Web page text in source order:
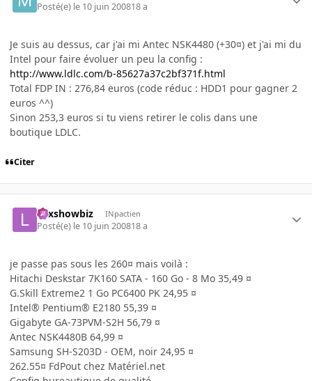
Posté(e) le 10 juin 200818 a
Je suis au dessus, car j'ai mi Antec NSK4480 (+30¤) et j'ai mi du
Intel pour faire évoluer un peu la config :
http://www.ldlc.com/b-85627a37c2bf371f.html
Total FDP IN : 276,84 euros (code réduc : HDD1 pour gagner 2
euros ^^)
Sinon 253,3 euros si tu viens retirer le colis dans une
boutique LDLC.
Citer
Lexshowbiz INpactien
Posté(e) le 10 juin 200818 a
je passe pas sous les 260¤ mais voilà :
Hitachi Deskstar 7K160 SATA - 160 Go - 8 Mo 35,49 ¤
G.Skill Extreme2 1 Go PC6400 PK 24,95 ¤
Intel® Pentium® E2180 55,39 ¤
Gigabyte GA-73PVM-S2H 56,79 ¤
Antec NSK4480B 64,99 ¤
Samsung SH-S203D - OEM, noir 24,95 ¤
262.55¤ FdPout chez Matériel.net